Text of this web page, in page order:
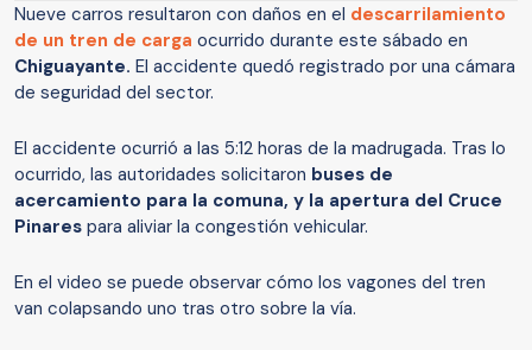
Nueve carros resultaron con daños en el descarrilamiento
de un tren de carga ocurrido durante este sábado en
Chiguayante. El accidente quedó registrado por una cámara
de seguridad del sector.
El accidente ocurrió a las 5:12 horas de la madrugada. Tras lo
ocurrido, las autoridades solicitaron buses de
acercamiento para la comuna, y la apertura del Cruce
Pinares para aliviar la congestión vehicular.
En el video se puede observar cómo los vagones del tren
van colapsando uno tras otro sobre la vía.